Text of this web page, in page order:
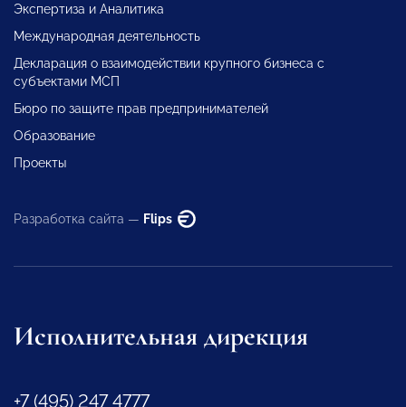
Экспертиза и Аналитика
Международная деятельность
Декларация о взаимодействии крупного бизнеса с
субъектами МСП
Бюро по защите прав предпринимателей
Образование
Проекты
Разработка сайта — Flips
Исполнительная дирекция
+7 (495) 247 4777